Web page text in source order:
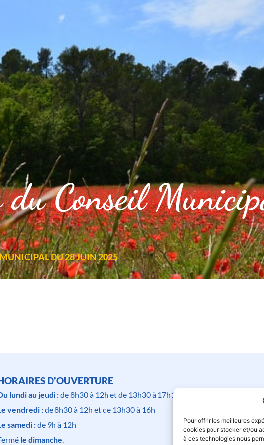
Pour offrir les meilleures
cookies pour stocker et/ou
à ces technologies nous
CADRE DE VIE VOS LOISIRS
du Conseil
DU 28 JUIN 2025
D'OUVERTURE
lundi au jeudi :de 8h30 à 12h et de 13h30 à 17h15
vendredi :de 8h30 à 12h et de 13h30 à 16h
samedi :de 9h à 12h
le dimanche.